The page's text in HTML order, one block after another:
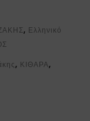
, Ελληνικό
, ΚΙΘΑΡΑ,